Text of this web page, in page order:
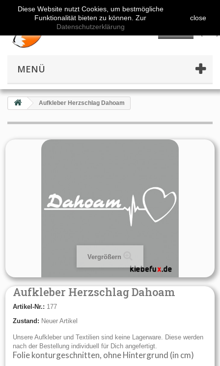
MENÜ
Aufkleber Herzschlag Dahoam
Vergrößern
Aufkleber Herzschlag Dahoam
Artikel-Nr.: 177
Zustand: Neuer Artikel
Unsere Aufkleber und Textilien sind keine Lagerware. Diese werden
nach der Bestellung individuell für Dich angefertigt.
Folie konturgeschnitten, ohne Hintergrund (in cm)
Diese Website nutzt Cookies, um bestmögliche
Funktionalität bieten zu können. Zur
Datenschutzerklärung
close